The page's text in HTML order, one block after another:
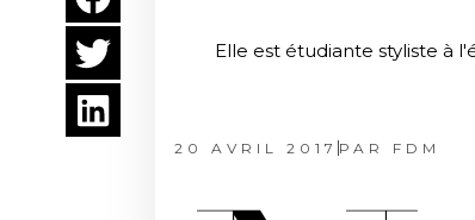
Elle est étudiante styliste à
20 AVRIL 2017 PAR FDM